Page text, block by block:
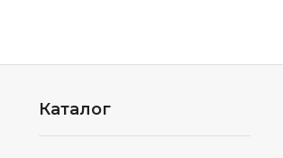
Каталог